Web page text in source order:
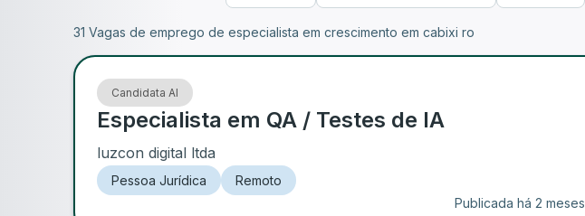
31 Vagas de emprego de especialista em crescimento em cabixi ro
Candidata AI
Especialista em QA / Testes de IA
luzcon digital ltda
Pessoa Jurídica
Remoto
Publicada há 2 meses